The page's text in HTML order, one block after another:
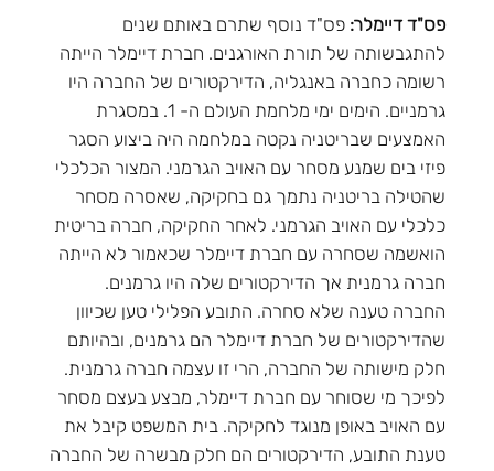
פס"ד דיימלר: פס"ד נוסף שתרם באותם שנים
להתגבשותה של תורת האורגנים. חברת דיימלר הייתה
רשומה כחברה באנגליה, הדירקטורים של החברה היו
גרמניים. הימים ימי מלחמת העולם ה- 1. במסגרת
האמצעים שבריטניה נקטה במלחמה היה ביצוע הסגר
פיזי בים שמנע מסחר עם האויב הגרמני. המצור הכלכלי
שהטילה בריטניה נתמך גם בחקיקה, שאסרה מסחר
כלכלי עם האויב הגרמני. לאחר החקיקה, חברה בריטית
הואשמה שסחרה עם חברת דיימלר שכאמור לא הייתה
חברה גרמנית אך הדירקטורים שלה היו גרמנים.
החברה טענה שלא סחרה. התובע הפלילי טען שכיוון
שהדירקטורים של חברת דיימלר הם גרמנים, ובהיותם
חלק מישותה של החברה, הרי זו עצמה חברה גרמנית.
לפיכך מי שסוחר עם חברת דיימלר, מבצע בעצם מסחר
עם האויב באופן מנוגד לחקיקה. בית המשפט קיבל את
טענת התובע, הדירקטורים הם חלק מבשרה של החברה